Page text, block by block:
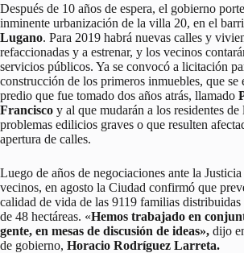
Después de 10 años de espera, el gobierno
inminente urbanización de la villa 20, en el
Lugano. Para 2019 habrá nuevas calles y
refaccionadas y a estrenar, y los vecinos
servicios públicos. Ya se convocó a licitación
construcción de los primeros inmuebles, que se
predio que fue tomado dos años atrás, llamado
Francisco y al que mudarán a los residentes
problemas edilicios graves o que resulten
apertura de calles.
Luego de años de negociaciones ante la
vecinos, en agosto la Ciudad confirmó que
calidad de vida de las 9119 familias
de 48 hectáreas. «Hemos trabajado en
gente, en mesas de discusión de ideas», dijo
de gobierno, Horacio Rodríguez Larreta.